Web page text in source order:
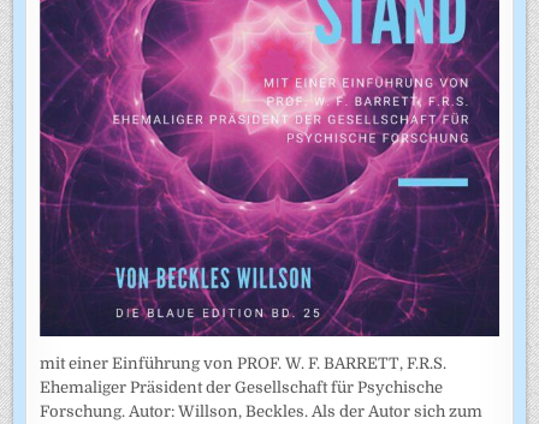
mit einer Einführung von PROF. W. F. BARRETT, F.R.S.
Ehemaliger Präsident der Gesellschaft für Psychische
Forschung. Autor: Willson, Beckles. Als der Autor sich zum